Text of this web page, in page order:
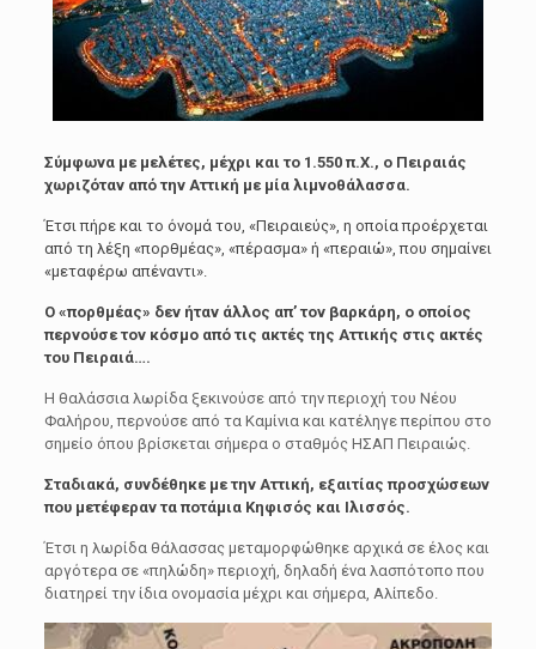
Σύμφωνα με μελέτες, μέχρι και το 1.550 π.Χ., ο Πειραιάς
χωριζόταν από την Αττική με μία λιμνοθάλασσα.
Έτσι πήρε και το όνομά του, «Πειραιεύς», η οποία προέρχεται
από τη λέξη «πορθμέας», «πέρασμα» ή «περαιώ», που σημαίνει
«μεταφέρω απέναντι».
Ο «πορθμέας» δεν ήταν άλλος απ’ τον βαρκάρη, ο οποίος
περνούσε τον κόσμο από τις ακτές της Αττικής στις ακτές
του Πειραιά….
Η θαλάσσια λωρίδα ξεκινούσε από την περιοχή του Νέου
Φαλήρου, περνούσε από τα Καμίνια και κατέληγε περίπου στο
σημείο όπου βρίσκεται σήμερα ο σταθμός ΗΣΑΠ Πειραιώς.
Σταδιακά, συνδέθηκε με την Αττική, εξαιτίας προσχώσεων
που μετέφεραν τα ποτάμια Κηφισός και Ιλισσός.
Έτσι η λωρίδα θάλασσας μεταμορφώθηκε αρχικά σε έλος και
αργότερα σε «πηλώδη» περιοχή, δηλαδή ένα λασπότοπο που
διατηρεί την ίδια ονομασία μέχρι και σήμερα, Αλίπεδο.